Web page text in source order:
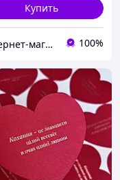
Купить
Интернет-магазин AWATCH 100%